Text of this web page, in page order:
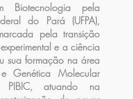
Biotecnologia pela
do Pará (UFPA),
pela transição
e a ciência
sua formação na área
Genética Molecular
PIBIC, atuando na